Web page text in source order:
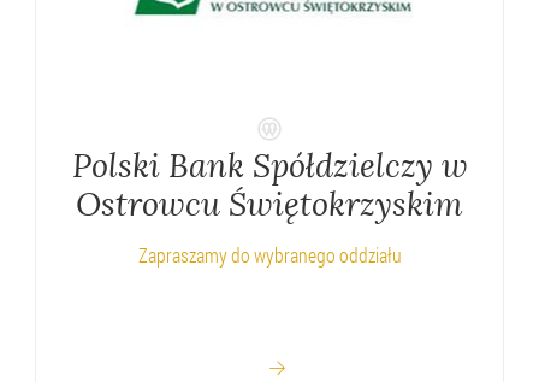
Polski Bank Spółdzielczy w
Ostrowcu Świętokrzyskim
Zapraszamy do wybranego oddziału